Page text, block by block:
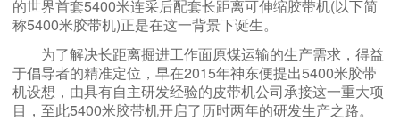
的世界首套5400米连采后配套长距离可伸缩胶带机(以下简
称5400米胶带机)正是在这一背景下诞生。
为了解决长距离掘进工作面原煤运输的生产需求，得益
于倡导者的精准定位，早在2015年神东便提出5400米胶带
机设想，由具有自主研发经验的皮带机公司承接这一重大项
目，至此5400米胶带机开启了历时两年的研发生产之路。